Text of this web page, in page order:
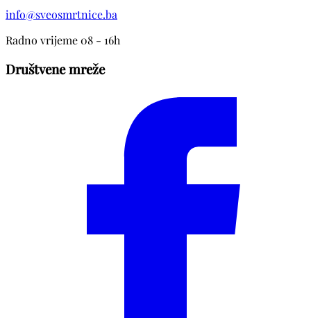
info@sveosmrtnice.ba
Radno vrijeme 08 - 16h
Društvene mreže